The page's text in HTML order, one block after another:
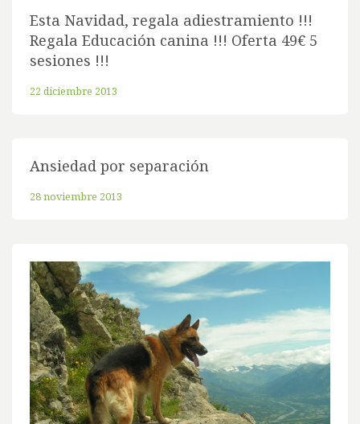
Esta Navidad, regala adiestramiento !!!
Regala Educación canina !!! Oferta 49€ 5
sesiones !!!
22 diciembre 2013
Ansiedad por separación
28 noviembre 2013